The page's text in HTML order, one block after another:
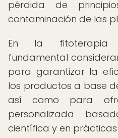
pérdida de
contaminación de las
En la fitoterapia
fundamental
para garantizar la
los productos a base
así como para
personalizada
científica y en prácticas